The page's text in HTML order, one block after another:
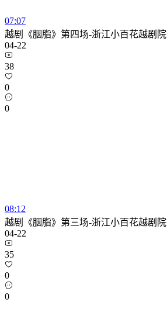
07:07
越剧《胭脂》第四场-浙江小百花越剧院
04-22
38
0
0
08:12
越剧《胭脂》第三场-浙江小百花越剧院
04-22
35
0
0